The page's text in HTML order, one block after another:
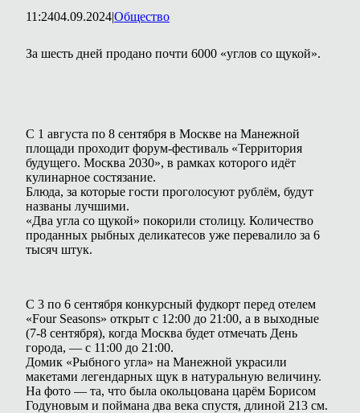
11:2404.09.2024|Общество
За шесть дней продано почти 6000 «углов со щукой».
С 1 августа по 8 сентября в Москве на Манежной
площади проходит форум-фестиваль «Территория
будущего. Москва 2030», в рамках которого идёт
кулинарное состязание.
Блюда, за которые гости проголосуют рублём, будут
названы лучшими.
«Два угла со щукой» покорили столицу. Количество
проданных рыбных деликатесов уже перевалило за 6
тысяч штук.
С 3 по 6 сентября конкурсный фудкорт перед отелем
«Four Seasons» открыт с 12:00 до 21:00, а в выходные
(7-8 сентября), когда Москва будет отмечать День
города, — с 11:00 до 21:00.
Домик «Рыбного угла» на Манежной украсили
макетами легендарных щук в натуральную величину.
На фото — та, что была окольцована царём Борисом
Годуновым и поймана два века спустя, длиной 213 см.